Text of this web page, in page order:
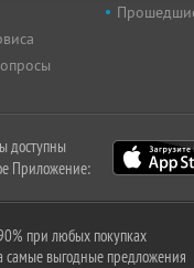
доступны
Приложение:
при любых покупках
самые выгодные предложения